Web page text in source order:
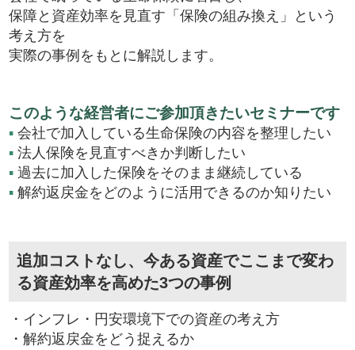
保障と資産効率を見直す「保険の組み換え」という
考え方を
実際の事例をもとに解説します。
このような経営者にご参加頂きたいセミナーです
▪ 会社で加入している生命保険の内容を整理したい
▪ 法人保険を見直すべきか判断したい
▪ 過去に加入した保険をそのまま継続している
▪ 解約返戻金をどのように活用できるのか知りたい
追加コストなし、今ある資産でここまで変わ
る資産効率を高めた3つの事例
・インフレ・円安環境下での資産の考え方
・解約返戻金をどう捉えるか